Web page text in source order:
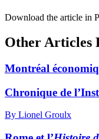
Download the article in
Other Articles
Montréal
Chronique de
By Lionel Groulx